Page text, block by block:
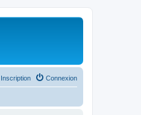
Connexion
Inscription